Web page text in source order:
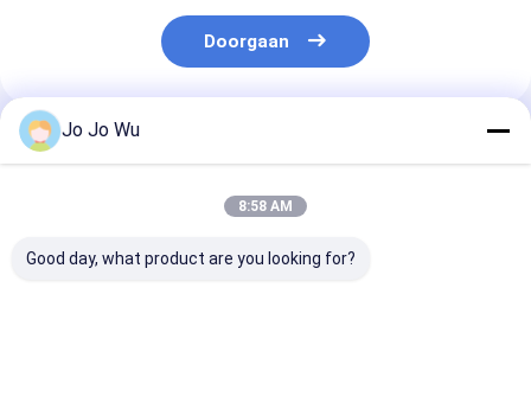
Doorgaan
Geadviseerde Producten
Jo Jo Wu
8:58 AM
Good day, what product are you looking for?